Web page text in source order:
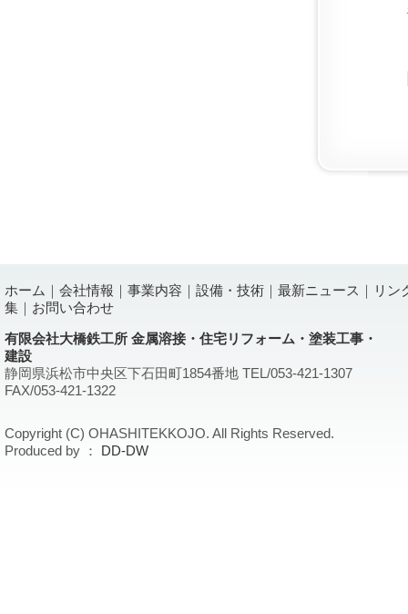
ホーム 会社情報 事業内容 設備・技術 最新ニュース
リン
集
お問い合わせ
有限会社大橋鉄工所 金属溶接・住宅リフォーム・塗装工事・
建設
静岡県浜松市中央区下石田町1854番地 TEL/053-421-1307
FAX/053-421-1322
Copyright (C) OHASHITEKKOJO. All Rights Reserved.
Produced by ：
DD-DW